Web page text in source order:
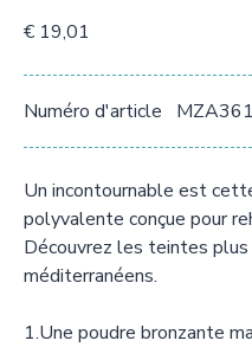
€ 19,01
Numéro d'article MZA361
Un incontournable est
polyvalente conçue pour
Découvrez les teintes
méditerranéens.
1.Une poudre bronzante